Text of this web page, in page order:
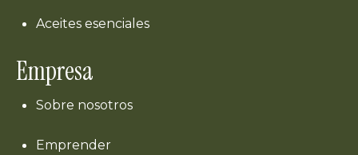
Aceites esenciales
Empresa
Sobre nosotros
Emprender